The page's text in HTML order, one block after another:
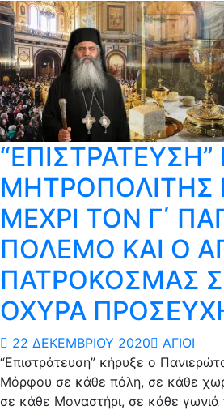
ΜΕΧΡΙ ΤΟΝ Γ΄
ΠΟΛΕΜΟ ΚΑΙ Ο
ΠΑΤΡΟΚΟΣΜΑΣ
ΟΧΥΡΑ
22 ΔΕΚΕΜΒΡΊΟΥ 2020
ΆΓΙΟΙ
“Επιστράτευση” κήρυξε ο
Μόρφου σε κάθε πόλη, σε κάθε
σε κάθε Μοναστήρι, σε κάθε γωνιά